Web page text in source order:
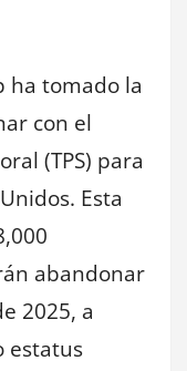
ha tomado la
con el
(TPS) para
Esta
abandonar
2025, a
estatus